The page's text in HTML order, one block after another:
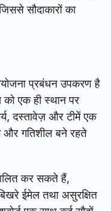
सौदाकारों का
प्रबंधन उपकरण है
एक ही स्थान पर
दस्तावेज़ और टीमें एक
और गतिशील बने रहते
कर सकते हैं,
ईमेल तथा असुरक्षित